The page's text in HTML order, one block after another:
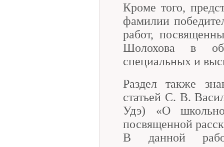
Кроме того,
фамилии
работ,
Шолохова в
специальных и
Раздел также
статьей С. В.
Удэ) «О
посвященной
В данной